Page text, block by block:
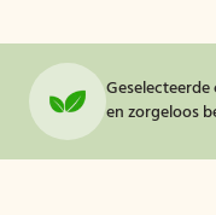
en zorgeloos